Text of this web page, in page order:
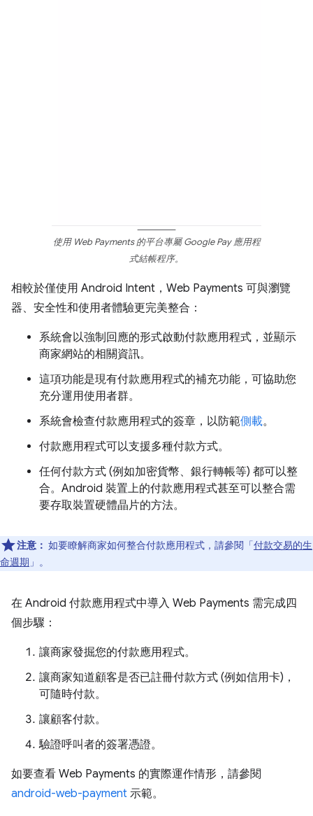
使用 Web Payments 的平台專屬 Google Pay 應用程
式結帳程序。
相較於僅使用 Android Intent，Web Payments 可與瀏覽
器、安全性和使用者體驗更完美整合：
系統會以強制回應的形式啟動付款應用程式，並顯示
商家網站的相關資訊。
這項功能是現有付款應用程式的補充功能，可協助您
充分運用使用者群。
系統會檢查付款應用程式的簽章，以防範側載。
付款應用程式可以支援多種付款方式。
任何付款方式 (例如加密貨幣、銀行轉帳等) 都可以整
合。Android 裝置上的付款應用程式甚至可以整合需
要存取裝置硬體晶片的方法。
注意： 如要瞭解商家如何整合付款應用程式，請參閱「付款交易的生
命週期 」。
在 Android 付款應用程式中導入 Web Payments 需完成四
個步驟：
讓商家發掘您的付款應用程式。
讓商家知道顧客是否已註冊付款方式 (例如信用卡)，
可隨時付款。
讓顧客付款。
驗證呼叫者的簽署憑證。
如要查看 Web Payments 的實際運作情形，請參閱
android-web-payment 示範。